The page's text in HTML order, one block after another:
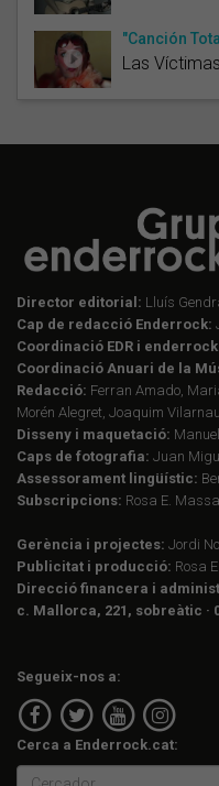
"Canción
Las
Director editorial: Lluís
Cap de redacció Enderrock:
Coordinació EDR i
Coordinació Anuari de la
Redacció: Ferran Amado,
Morén Alegret, Joaquim
Disseny i maquetació:
Caps de fotografia: Juan
Assessorament lingüístic:
Subscripcions: Rosa E.
Gerència i projectes: Jordi
Publicitat i producció: Rosa
Direcció financera i
c. Mallorca, 221, sobreàtic ·
Segueix-nos a:
Cerca a Enderrock.cat: